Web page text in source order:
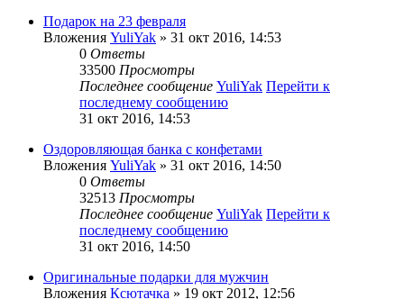
Подарок на 23 февраля
Вложения YuliYak » 31 окт 2016, 14:53
0 Ответы
33500 Просмотры
Последнее сообщение YuliYak Перейти к
последнему сообщению
31 окт 2016, 14:53
Оздоровляющая банка с конфетами
Вложения YuliYak » 31 окт 2016, 14:50
0 Ответы
32513 Просмотры
Последнее сообщение YuliYak Перейти к
последнему сообщению
31 окт 2016, 14:50
Оригинальные подарки для мужчин
Вложения Ксютачка » 19 окт 2012, 12:56